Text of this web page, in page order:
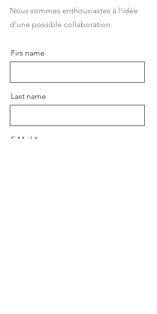
Nous sommes enthousiastes à l'idée
d'une possible collaboration.
Firs name
Last name
E-Mail